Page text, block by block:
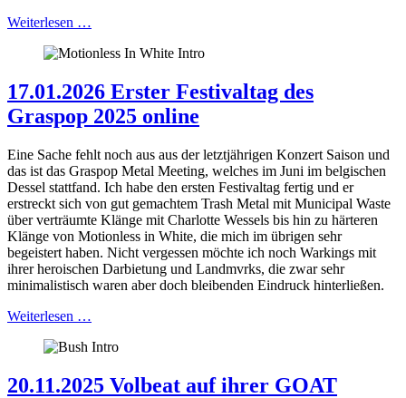
Weiterlesen …
17.01.2026 Erster Festivaltag des
Graspop 2025 online
Eine Sache fehlt noch aus aus der letztjährigen Konzert Saison und
das ist das Graspop Metal Meeting, welches im Juni im belgischen
Dessel stattfand. Ich habe den ersten Festivaltag fertig und er
erstreckt sich von gut gemachtem Trash Metal mit Municipal Waste
über verträumte Klänge mit Charlotte Wessels bis hin zu härteren
Klänge von Motionless in White, die mich im übrigen sehr
begeistert haben. Nicht vergessen möchte ich noch Warkings mit
ihrer heroischen Darbietung und Landmvrks, die zwar sehr
minimalistisch waren aber doch bleibenden Eindruck hinterließen.
Weiterlesen …
20.11.2025 Volbeat auf ihrer GOAT